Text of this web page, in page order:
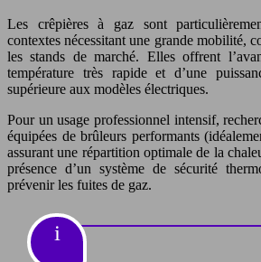
Les crêpières à gaz sont
contextes nécessitant une grande mobilité,
les stands de marché. Elles offrent
température très rapide et d’une
supérieure aux modèles électriques.
Pour un usage professionnel intensif,
équipées de brûleurs performants
assurant une répartition optimale de la
présence d’un système de sécurité
prévenir les fuites de gaz.